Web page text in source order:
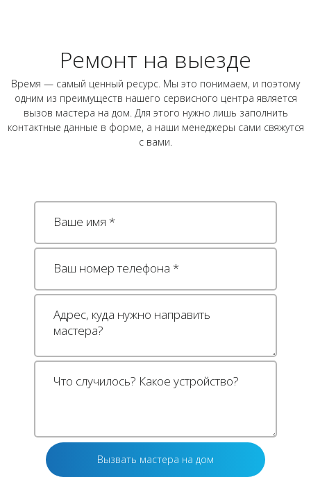
Ремонт на выезде
Время — самый ценный ресурс. Мы это понимаем, и поэтому
одним из преимуществ нашего сервисного центра является
вызов мастера на дом. Для этого нужно лишь заполнить
контактные данные в форме, а наши менеджеры сами свяжутся
с вами.